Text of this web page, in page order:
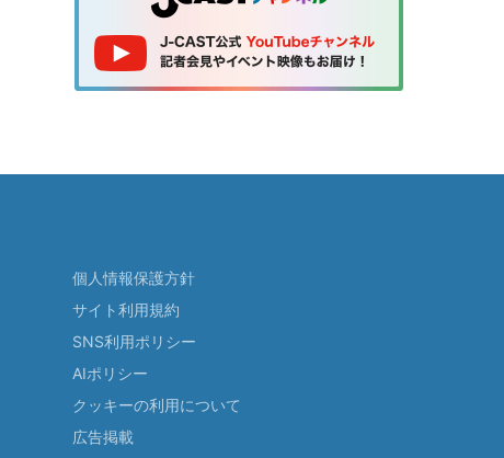
個人情報保護方針
サイト利用規約
SNS利用ポリシー
AIポリシー
クッキーの利用について
広告掲載